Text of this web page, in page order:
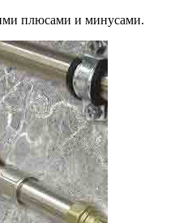
плюсами и минусами.